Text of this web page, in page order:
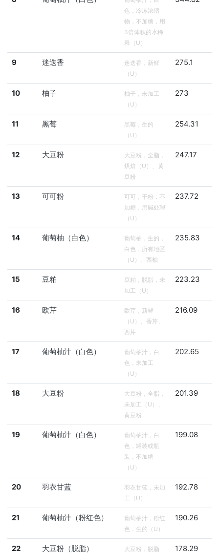
色，冷冻浓缩
物，不加糖，用
3倍体积的水稀
释（U）
9 迷迭香
迷迭香，新鲜
（U）
275.1
10 柚子
柚子，未加工
（U）
273
11 黑莓
黑莓，生的
（U）
254.31
12 大豆粉
大豆粉，全脂，
烘焙（U）、黄
豆粉
247.17
13 可可粉
可可，干粉，不
加糖，用碱处理
（U）
237.72
14 葡萄柚（白色）
葡萄柚，生的，
白色，所有地区
（U）、西柚
235.83
15 豆粕
豆粕，脱脂，未
加工（U）
223.23
16 欧芹
欧芹，新鲜
（U）、香芹、
西芹
216.09
17 葡萄柚汁（白色）
葡萄柚汁，白
色，未加工
（U）
202.65
18 大豆粉
大豆粉，全脂，
未加工（U）、
黄豆粉
201.39
19 葡萄柚汁（白色）
葡萄柚汁，白
色，罐装或瓶
装，不加糖
（U）
199.08
20 羽衣甘蓝
羽衣甘蓝，未加
工（U）
192.78
21 葡萄柚汁（粉红色）
葡萄柚汁，粉红
色，生的（U）
190.26
22 大豆粉（脱脂）
大豆粉，脱脂
178.29